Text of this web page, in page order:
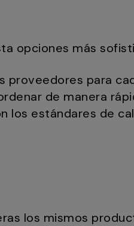
opciones más
proveedores para
de manera
los estándares de
los mismos